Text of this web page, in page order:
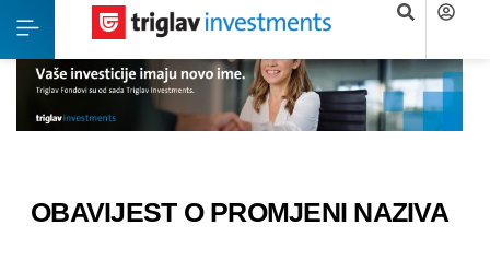
OBAVIJEST O PROMJENI NAZIVA